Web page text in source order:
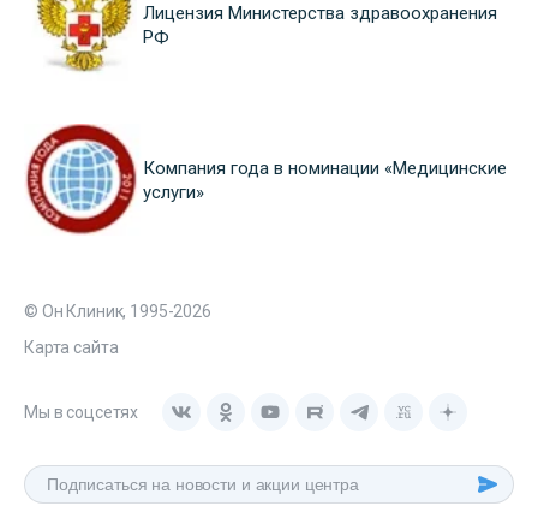
Лицензия Министерства здравоохранения
РФ
Компания года в номинации «Медицинские
услуги»
© Он Клиник, 1995-2026
Карта сайта
Мы в соцсетях